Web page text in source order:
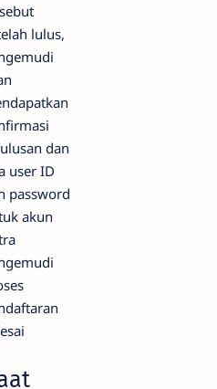
lulus,
dan
user ID
password
akun